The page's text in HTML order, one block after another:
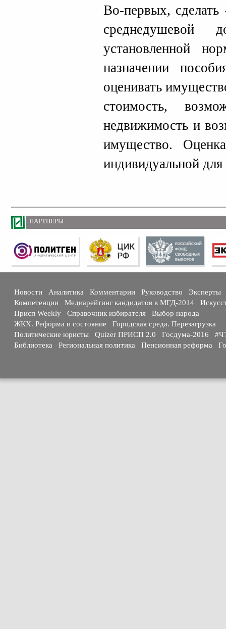
Во-первых,
среднедушевой
установленной
назначении
оценивать
стоимость,
недвижимость и
имущество.
индивидуальной
ПАРТНЕРЫ
Новости Аналитика Комментарии Руководство
Эксперты
Компетенции
Медиарейтинг кандидатов в МГД-2014
Присп Weekly
Справочник избирателя
Выбор народа
ЖКХ. Реформа и состояние
Городская среда. Перезагрузка
Политические юристы
Quizer ПРИСП 2.0 Госдума-2016
Библиотека
Региональная политика Пенсионная реформа